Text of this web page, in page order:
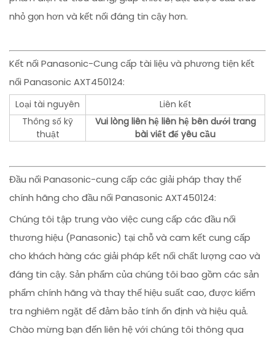
nhỏ gọn hơn và kết nối đáng tin cậy hơn.
Kết nối Panasonic-Cung cấp tài liệu và phương tiện kết
nối Panasonic AXT450124:
Loại tài nguyên
Liên kết
Thông số kỹ
thuật
Vui lòng liên hệ liên hệ bên dưới trang
bài viết để yêu cầu
Đầu nối Panasonic-cung cấp các giải pháp thay thế
chính hãng cho đầu nối Panasonic AXT450124:
Chúng tôi tập trung vào việc cung cấp các đầu nối
thương hiệu (Panasonic) tại chỗ và cam kết cung cấp
cho khách hàng các giải pháp kết nối chất lượng cao và
đáng tin cậy. Sản phẩm của chúng tôi bao gồm các sản
phẩm chính hãng và thay thế hiệu suất cao, được kiểm
tra nghiêm ngặt để đảm bảo tính ổn định và hiệu quả.
Chào mừng bạn đến liên hệ với chúng tôi thông qua